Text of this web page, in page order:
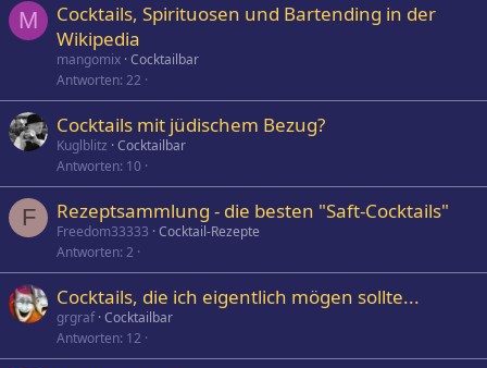
M
Cocktails, Spirituosen und Bartending in der
Wikipedia
mangomix Cocktailbar
Antworten 22
Cocktails mit jüdischem Bezug?
Kuglblitz Cocktailbar
Antworten 10
F Rezeptsammlung - die besten "Saft-Cocktails"
Freedom33333 Cocktail-Rezepte
Antworten 2
Cocktails, die ich eigentlich mögen sollte...
grgraf Cocktailbar
Antworten 12